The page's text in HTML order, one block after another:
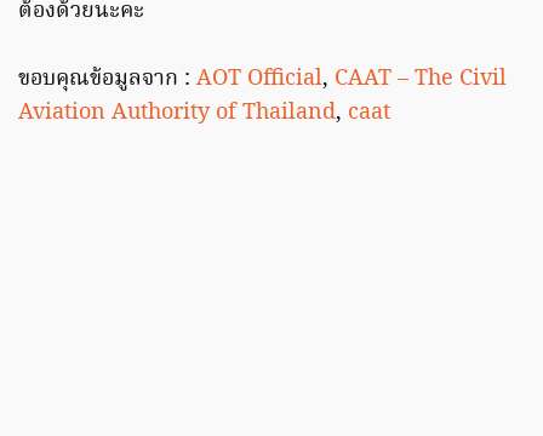
ต้องด้วยนะคะ
ขอบคุณข้อมูลจาก : AOT Official, CAAT – The Civil
Aviation Authority of Thailand, caat